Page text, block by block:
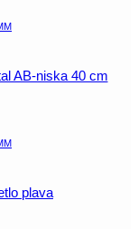
AB-niska 40 cm
plava